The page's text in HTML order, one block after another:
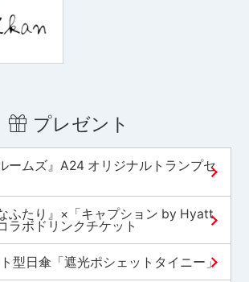
プレゼント
ームズ』A24 オリジナルトランプセ
ふたり』×「キャプション by Hyatt
ラボドリンクチケット
型日傘「遮光ポシェットタイニー」